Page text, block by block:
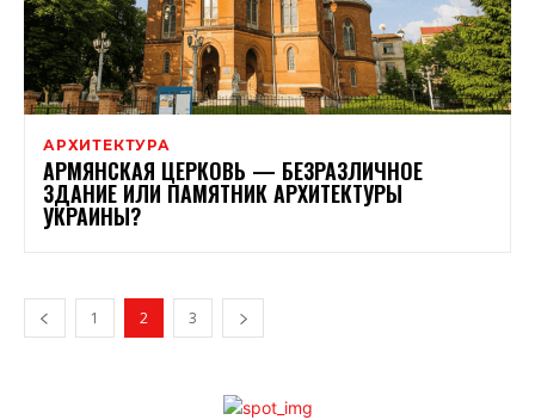
АРХИТЕКТУРА
АРМЯНСКАЯ ЦЕРКОВЬ — БЕЗРАЗЛИЧНОЕ
ЗДАНИЕ ИЛИ ПАМЯТНИК АРХИТЕКТУРЫ
УКРАИНЫ?
1 2 3